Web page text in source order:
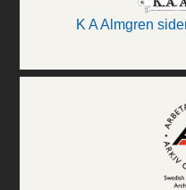
K A Almgren